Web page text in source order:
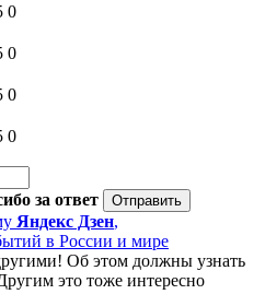
0
0
0
0
за ответ
Яндекс Дзен,
в России и мире
Об этом должны узнать
это тоже интересно